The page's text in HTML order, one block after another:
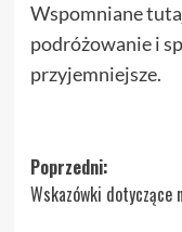
Wspomniane
podróżowanie i
przyjemniejsze.
Zobacz
wpisy
Poprzedni:
Wskazówki